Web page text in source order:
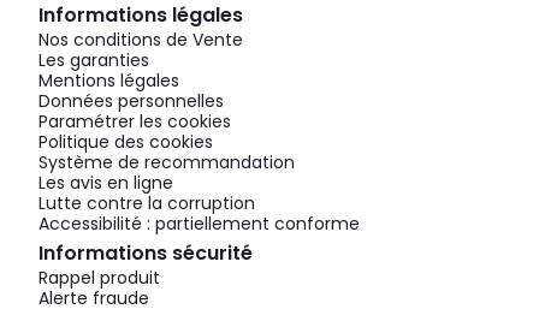
Informations légales
Nos conditions de Vente
Les garanties
Mentions légales
Données personnelles
Paramétrer les cookies
Politique des cookies
Système de recommandation
Les avis en ligne
Lutte contre la corruption
Accessibilité : partiellement conforme
Informations sécurité
Rappel produit
Alerte fraude